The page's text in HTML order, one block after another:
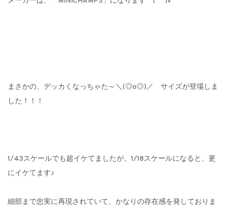
まさかの、デッカくなっちゃた～＼(◎o◎)／ サイズが登場しま
した！！！
1/43スケールでも超イケてましたが、1/18スケールになると、更
にイケてます♪
細部まで忠実に再現されていて、かなりの存在感を発しておりま